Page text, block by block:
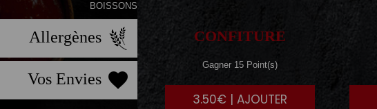
BOISSONS
Allergènes
Vos Envies
CONFITURE
Gagner 15 Point(s)
3.50€ | AJOUTER